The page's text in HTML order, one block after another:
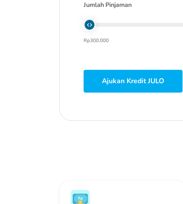
Jumlah Pinjaman
Rp300.000
Ajukan Kredit JULO